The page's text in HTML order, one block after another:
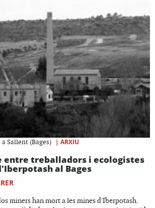
Sallent (Bages) | ARXIU
entre treballadors i ecologistes
al Bages
miners han mort a les mines d'Iberpotash.